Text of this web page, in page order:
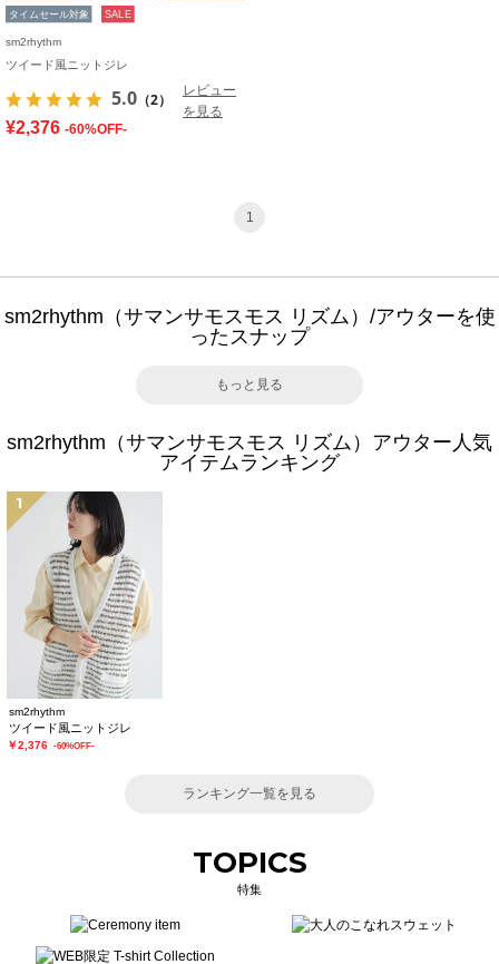
タイムセール対象 SALE
sm2rhythm
ツイード風ニットジレ
5.0 （2）
レビュー
を見る
¥2,376 -60%OFF-
1
sm2rhythm（サマンサモスモス リズム）/アウターを使
ったスナップ
もっと見る
sm2rhythm（サマンサモスモス リズム）アウター人気
アイテムランキング
1
sm2rhythm
ツイード風ニットジレ
￥2,376 -60%OFF-
ランキング一覧を見る
TOPICS
特集